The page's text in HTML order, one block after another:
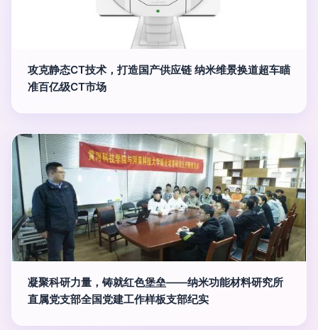
攻克静态CT技术，打造国产供应链 纳米维景换道超车瞄
准百亿级CT市场
凝聚科研力量，铸就红色堡垒——纳米功能材料研究所
直属党支部全国党建工作样板支部纪实